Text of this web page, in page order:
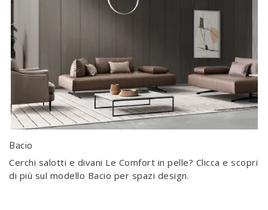
Bacio
Cerchi salotti e divani Le Comfort in pelle? Clicca e scopri
di più sul modello Bacio per spazi design.